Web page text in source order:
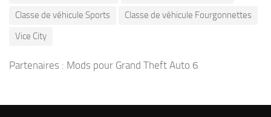
Classe de véhicule Sports
Classe de véhicule Fourgonnettes
Vice City
Partenaires : Mods pour Grand Theft Auto 6